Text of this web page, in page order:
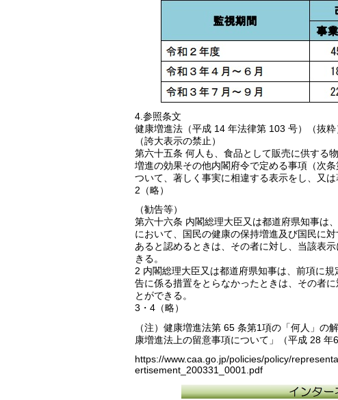
4.参照条文
健康増進法（平成 14 年法律第 103 号）（抜粋
（誇大表示の禁止）
第六十五条 何人も、食品として販売に供する
増進の効果その他内閣府令で定める事項（次
ついて、著しく事実に相違する表示をし、又
2（略）
（勧告等）
第六十六条 内閣総理大臣又は都道府県知事は
において、国民の健康の保持増進及び国民に
あると認めるときは、その者に対し、当該表
きる。
2 内閣総理大臣又は都道府県知事は、前項に
告に係る措置をとらなかったときは、その者
とができる。
3・4（略）
（注）健康増進法第 65 条第1項の「何人」の
康増進法上の留意事項について」（平成 28
https://www.caa.go.jp/policies/policy/
ertisement_200331_0001.pdf